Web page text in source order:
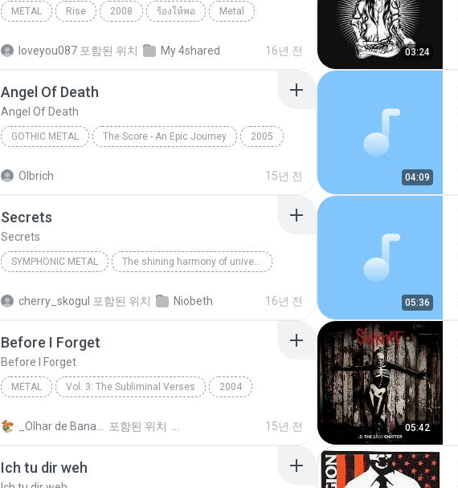
METAL Rise 2008 ร้องให้พอ Metal
loveyou087 포함된 위치 My 4shared 16년 전 03:24
Angel Of Death
Angel Of Death
GOTHIC METAL The Score - An Epic Journey 2005
Olbrich 15년 전 04:09
Secrets
Secrets
SYMPHONIC METAL The shining harmony of universe
cherry_skogul 포함된 위치 Niobeth 16년 전 05:36
Before I Forget
Before I Forget
METAL Vol. 3: The Subliminal Verses 2004
포함된 위치 15년 전 05:42
Ich tu dir weh